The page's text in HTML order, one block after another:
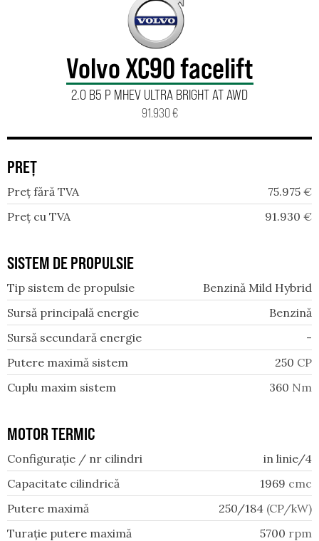
Volvo XC90 facelift
2.0 B5 P MHEV ULTRA BRIGHT AT AWD
91.930 €
PREȚ
Preț fără TVA 75.975 €
Preț cu TVA
91.930 €
SISTEM DE PROPULSIE
Tip sistem de propulsie
Benzină Mild Hybrid
Sursă principală energie
Benzină
Sursă secundară energie
-
Putere maximă sistem
250 CP
Cuplu maxim sistem
360 Nm
MOTOR TERMIC
Configurație / nr cilindri
in linie/4
Capacitate cilindrică
1969 cmc
Putere maximă
250/184 (CP/kW)
Turație putere maximă
5700 rpm